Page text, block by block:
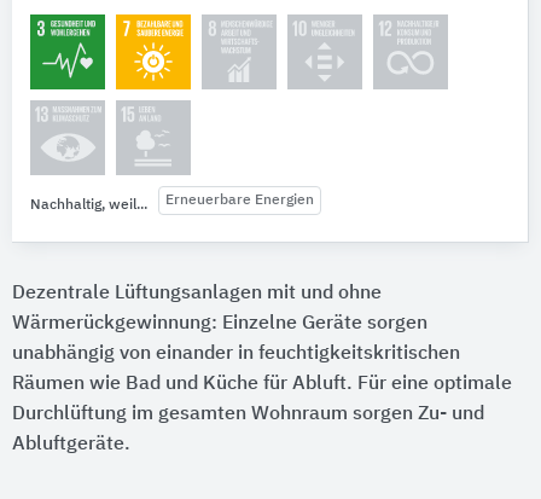
Nachhaltig, weil... Erneuerbare Energien
Dezentrale Lüftungsanlagen mit und ohne
Wärmerückgewinnung: Einzelne Geräte sorgen
unabhängig von einander in feuchtigkeitskritischen
Räumen wie Bad und Küche für Abluft. Für eine optimale
Durchlüftung im gesamten Wohnraum sorgen Zu- und
Abluftgeräte.